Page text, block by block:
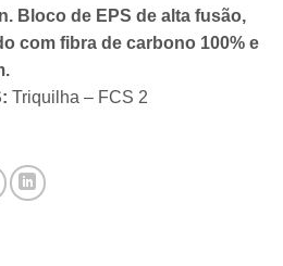
Bloco de EPS de alta fusão,
com fibra de carbono 100% e
Triquilha – FCS 2